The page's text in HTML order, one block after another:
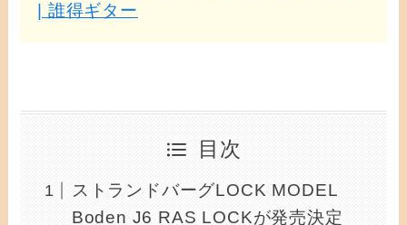
| 誰得ギター
目次
ストランドバーグLOCK MODEL
Boden J6 RAS LOCKが発売決定